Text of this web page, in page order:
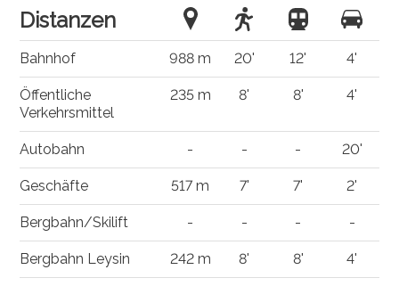
Distanzen
Bahnhof 988 m 20' 12' 4'
Öffentliche
Verkehrsmittel
235 m 8' 8' 4'
Autobahn - - - 20'
Geschäfte 517 m 7' 7' 2'
Bergbahn/Skilift - - - -
Bergbahn Leysin 242 m 8' 8' 4'